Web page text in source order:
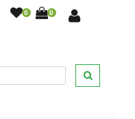
0 0
Telecamere Sony
+cavo